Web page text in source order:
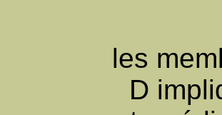
les
D